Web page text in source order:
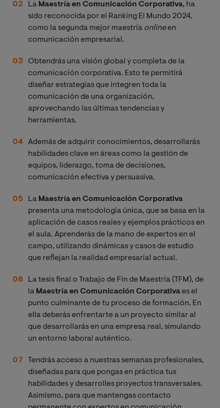
La Maestría en Comunicación Corporativa, ha
sido reconocida por el Ranking El Mundo 2024,
como la segunda mejor maestría online en
comunicación empresarial.
Obtendrás una visión global y completa de la
comunicación corporativa. Esto te permitirá
diseñar estrategias que integren toda la
comunicación de una organización,
aprovechando las últimas tendencias y
herramientas.
Además de adquirir conocimientos, desarrollarás
habilidades clave en áreas como la gestión de
equipos, liderazgo, toma de decisiones,
comunicación efectiva y persuasiva.
La Maestría en Comunicación Corporativa
presenta una metodología única, que se basa en la
aplicación de casos reales y ejemplos prácticos en
el aula. Aprenderás de la mano de expertos en el
campo, utilizando dinámicas y casos de estudio
que reflejan la realidad empresarial actual.
La tesis final o Trabajo de Fin de Maestría (TFM), de
la Maestría en Comunicación Corporativaes el
punto culminante de tu proceso de formación. En
ella deberás enfrentarte a un proyecto similar al
que desarrollarás en una empresa real, simulando
un entorno laboral auténtico.
Tendrás acceso a nuestras semanas profesionales,
diseñadas para que pongas en práctica tus
habilidades y desarrolles proyectos transversales.
Asimismo, para que mantengas contacto